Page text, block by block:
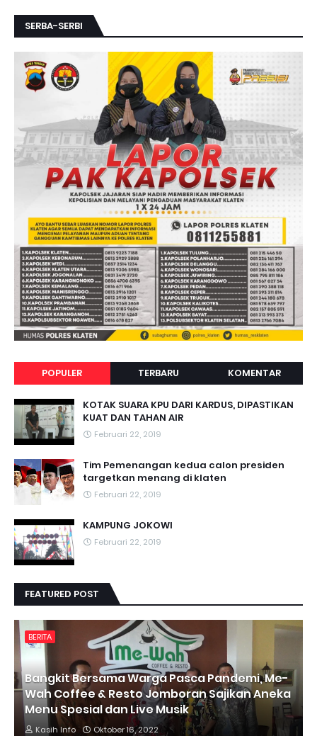
SERBA-SERBI
POPULER TERBARU KOMENTAR
KOTAK SUARA KPU DARI KARDUS, DIPASTIKAN
KUAT DAN TAHAN AIR
Februari 22, 2019
Tim Pemenangan kedua calon presiden
targetkan menang di klaten
Februari 22, 2019
KAMPUNG JOKOWI
Februari 22, 2019
FEATURED POST
BERITA
Bangkit Bersama Warga Pasca Pandemi, Me-
Wah Coffee & Resto Jomboran Sajikan Aneka
Menu Spesial dan Live Musik
Kasih Info Oktober 16, 2022